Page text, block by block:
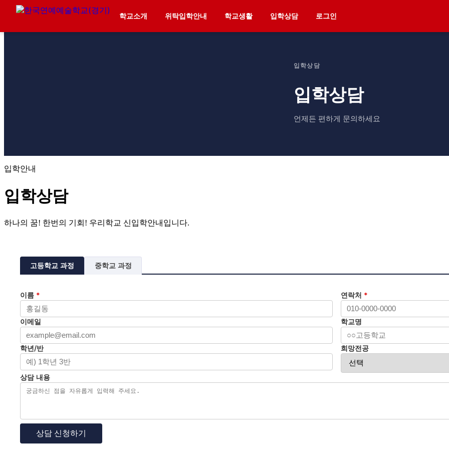
학교소개 위탁입학안내 학교생활 입학상담 로그인
입학상담
입학상담
언제든 편하게 문의하세요
입학안내
입학상담
하나의 꿈! 한번의 기회! 우리학교 신입학안내입니다.
고등학교 과정 중학교 과정
이름 * 연락처 *
이메일 학교명
학년/반 희망전공
상담 내용
상담 신청하기